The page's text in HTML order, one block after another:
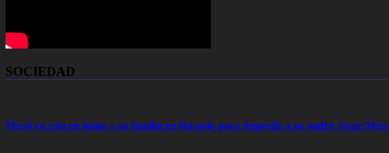
SOCIEDAD
Messi ya está en junto a su familia en Rosario para despedir a su padre Jorge